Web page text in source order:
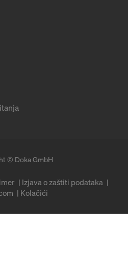
© Doka GmbH
Izjava o zaštiti podataka
Kolačići